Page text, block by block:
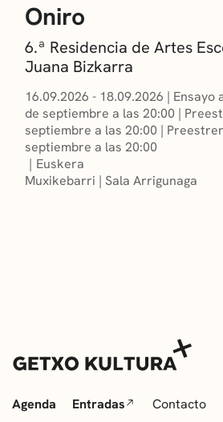
Oniro
6.ª Residencia de Artes
Juana Bizkarra
16.09.2026 - 18.09.2026 | Ensayo
de septiembre a las 20:00 |
septiembre a las 20:00 |
septiembre a las 20:00
Euskera
Muxikebarri | Sala Arrigunaga
Agenda Entradas Contacto